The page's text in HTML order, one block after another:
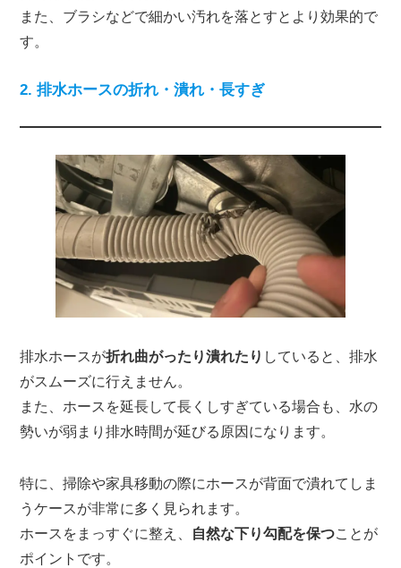
また、ブラシなどで細かい汚れを落とすとより効果的で
す。
2. 排水ホースの折れ・潰れ・長すぎ
排水ホースが折れ曲がったり潰れたり していると、排水
がスムーズに行えません。
また、ホースを延長して長くしすぎている場合も、水の
勢いが弱まり排水時間が延びる原因になります。
特に、掃除や家具移動の際にホースが背面で潰れてしま
うケースが非常に多く見られます。
ホースをまっすぐに整え、 自然な下り勾配を保つことが
ポイントです。